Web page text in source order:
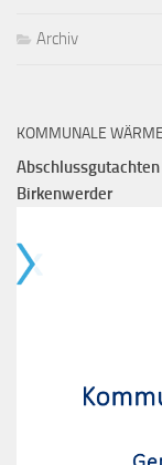
Archiv
KOMMUNALE
Birkenwerder